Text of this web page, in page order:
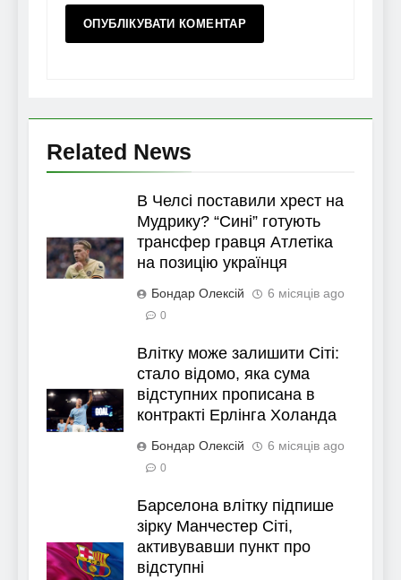
Related News
В Челсі поставили хрест на
Мудрику? “Сині” готують
трансфер гравця Атлетіка
на позицію українця
Бондар Олексій 6 місяців ago
0
Влітку може залишити Сіті:
стало відомо, яка сума
відступних прописана в
контракті Ерлінга Холанда
Бондар Олексій 6 місяців ago
0
Барселона влітку підпише
зірку Манчестер Сіті,
активувавши пункт про
відступні